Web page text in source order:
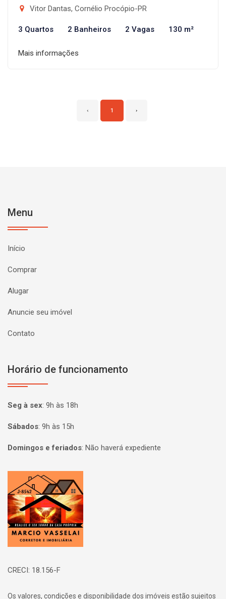
Vitor Dantas, Cornélio Procópio-PR
3 Quartos 2 Banheiros 2 Vagas 130 m²
Mais informações
‹ 1 ›
Menu
Início
Comprar
Alugar
Anuncie seu imóvel
Contato
Horário de funcionamento
Seg à sex: 9h às 18h
Sábados: 9h às 15h
Domingos e feriados: Não haverá expediente
Página inicial
CRECI: 18.156-F
Os valores, condições e disponibilidade dos imóveis estão sujeitos